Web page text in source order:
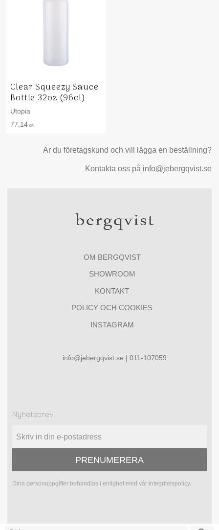
Clear Squeezy Sauce
Bottle 32oz (96cl)
Utopia
77,14 KR
Är du företagskund och vill lägga en beställning?
Kontakta oss på info@jebergqvist.se
OM BERGQVIST
SHOWROOM
KONTAKT
POLICY OCH COOKIES
INSTAGRAM
info@jebergqvist.se | 011-107059
Nyhetsbrev
PRENUMERERA
Dina personuppgifter behandlas i enlighet med vår integritetspolicy.